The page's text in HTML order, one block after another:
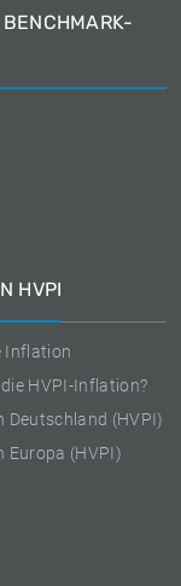
BENCHMARK-
HVPI
Inflation
HVPI-Inflation?
Deutschland (HVPI)
Europa (HVPI)